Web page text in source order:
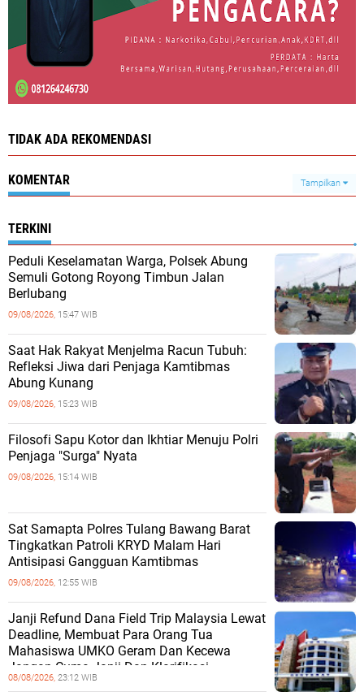
TIDAK ADA REKOMENDASI
KOMENTAR Tampilkan
TERKINI
Peduli Keselamatan Warga, Polsek Abung
Semuli Gotong Royong Timbun Jalan
Berlubang
09/08/2026, 15:47 WIB
Saat Hak Rakyat Menjelma Racun Tubuh:
Refleksi Jiwa dari Penjaga Kamtibmas
Abung Kunang
09/08/2026, 15:23 WIB
Filosofi Sapu Kotor dan Ikhtiar Menuju Polri
Penjaga "Surga" Nyata
09/08/2026, 15:14 WIB
Sat Samapta Polres Tulang Bawang Barat
Tingkatkan Patroli KRYD Malam Hari
Antisipasi Gangguan Kamtibmas
09/08/2026, 12:55 WIB
Janji Refund Dana Field Trip Malaysia Lewat
Deadline, Membuat Para Orang Tua
Mahasiswa UMKO Geram Dan Kecewa
Jangan Cuma Janji Dan Klarifikasi
08/08/2026, 23:12 WIB